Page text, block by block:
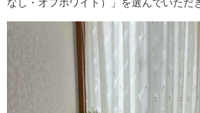
なし・オフホワイト）」を選んでいただ